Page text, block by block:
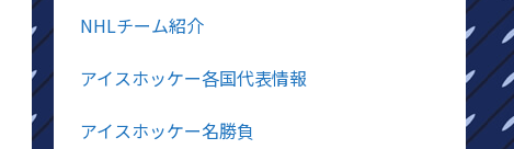
NHLチーム紹介
アイスホッケー各国代表情報
アイスホッケー名勝負